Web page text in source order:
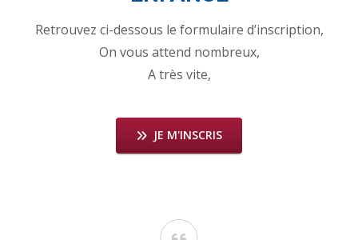
Retrouvez ci-dessous le formulaire d’inscription,
On vous attend nombreux,
A très vite,
JE M'INSCRIS